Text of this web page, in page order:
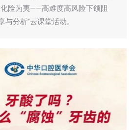
险为夷——高难度高风险下颌阻
分析”云课堂活动。